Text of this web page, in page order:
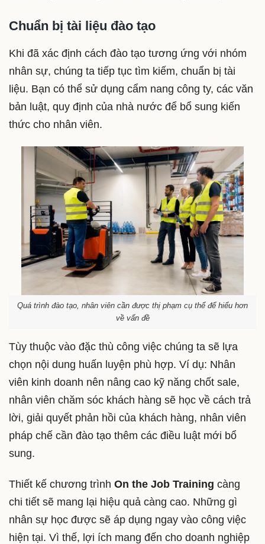
Chuẩn bị tài liệu đào tạo
Khi đã xác định cách đào tạo tương ứng với nhóm
nhân sự, chúng ta tiếp tục tìm kiếm, chuẩn bị tài
liệu. Bạn có thể sử dụng cẩm nang công ty, các văn
bản luật, quy định của nhà nước để bổ sung kiến
thức cho nhân viên.
Quá trình đào tạo, nhân viên cần được thị phạm cụ thể để hiểu hơn
về vấn đề
Tùy thuộc vào đặc thù công việc chúng ta sẽ lựa
chọn nội dung huấn luyện phù hợp. Ví dụ: Nhân
viên kinh doanh nên nâng cao kỹ năng chốt sale,
nhân viên chăm sóc khách hàng sẽ học về cách trả
lời, giải quyết phản hồi của khách hàng, nhân viên
pháp chế cần đào tạo thêm các điều luật mới bổ
sung.
Thiết kế chương trình On the Job Training càng
chi tiết sẽ mang lại hiệu quả càng cao. Những gì
nhân sự học được sẽ áp dụng ngay vào công việc
hiện tại. Vì thế, lợi ích mang đến cho doanh nghiệp